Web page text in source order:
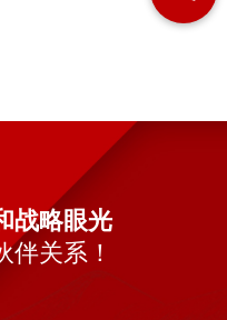
战略眼光
伴关系！